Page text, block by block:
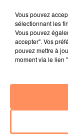
Lutz et Bruno
cryptée à la
d’autres
fil actus
4 juillet 2022
Radio Star
27 juin 2022
Marseille :
Vous pouvez
sélectionnant les
Vous pouvez
accepter". Vos
pouvez mettre à
moment via le lien